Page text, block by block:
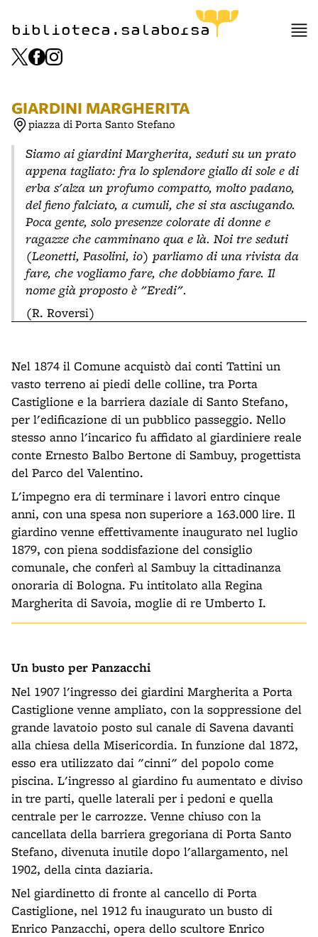
biblioteca.salaborsa
GIARDINI MARGHERITA
piazza di Porta Santo Stefano
Siamo ai giardini Margherita, seduti su un prato
appena tagliato: fra lo splendore giallo di sole e di
erba s'alza un profumo compatto, molto padano,
del fieno falciato, a cumuli, che si sta asciugando.
Poca gente, solo presenze colorate di donne e
ragazze che camminano qua e là. Noi tre seduti
(Leonetti, Pasolini, io) parliamo di una rivista da
fare, che vogliamo fare, che dobbiamo fare. Il
nome già proposto è "Eredi".
(R. Roversi)
Nel 1874 il Comune acquistò dai conti Tattini un
vasto terreno ai piedi delle colline, tra Porta
Castiglione e la barriera daziale di Santo Stefano,
per l'edificazione di un pubblico passeggio. Nello
stesso anno l'incarico fu affidato al giardiniere reale
conte Ernesto Balbo Bertone di Sambuy, progettista
del Parco del Valentino.
L'impegno era di terminare i lavori entro cinque
anni, con una spesa non superiore a 163.000 lire. Il
giardino venne effettivamente inaugurato nel luglio
1879, con piena soddisfazione del consiglio
comunale, che conferì al Sambuy la cittadinanza
onoraria di Bologna. Fu intitolato alla Regina
Margherita di Savoia, moglie di re Umberto I.
Un busto per Panzacchi
Nel 1907 l'ingresso dei giardini Margherita a Porta
Castiglione venne ampliato, con la soppressione del
grande lavatoio posto sul canale di Savena davanti
alla chiesa della Misericordia. In funzione dal 1872,
esso era utilizzato dai "cinni" del popolo come
piscina. L'ingresso al giardino fu aumentato e diviso
in tre parti, quelle laterali per i pedoni e quella
centrale per le carrozze. Venne chiuso con la
cancellata della barriera gregoriana di Porta Santo
Stefano, divenuta inutile dopo l'allargamento, nel
1902, della cinta daziaria.
Nel giardinetto di fronte al cancello di Porta
Castiglione, nel 1912 fu inaugurato un busto di
Enrico Panzacchi, opera dello scultore Enrico